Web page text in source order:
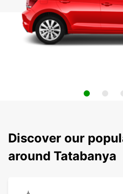
Discover our
around Tatabanya